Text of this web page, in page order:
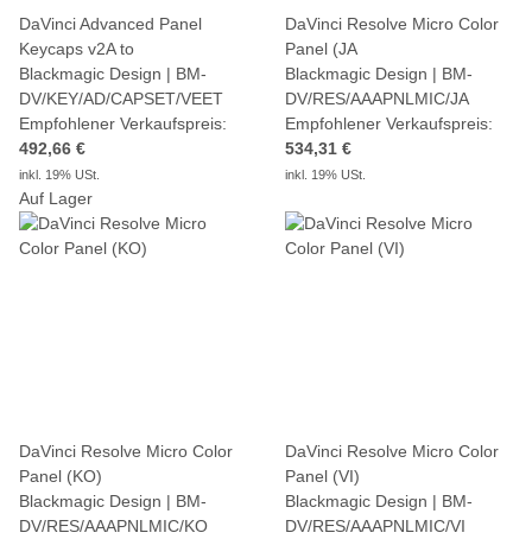
DaVinci Advanced Panel
Keycaps v2A to
Blackmagic Design | BM-
DV/KEY/AD/CAPSET/VEET
Empfohlener Verkaufspreis:
492,66 €
inkl. 19% USt.
Auf Lager
DaVinci Resolve Micro Color
Panel (JA
Blackmagic Design | BM-
DV/RES/AAAPNLMIC/JA
Empfohlener Verkaufspreis:
534,31 €
inkl. 19% USt.
DaVinci Resolve Micro Color
Panel (KO)
Blackmagic Design | BM-
DV/RES/AAAPNLMIC/KO
DaVinci Resolve Micro Color
Panel (VI)
Blackmagic Design | BM-
DV/RES/AAAPNLMIC/VI